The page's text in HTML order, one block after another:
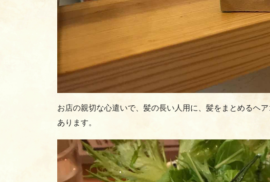
お店の親切な心遣いで、髪の長い人用に、髪をまとめるヘ
あります。